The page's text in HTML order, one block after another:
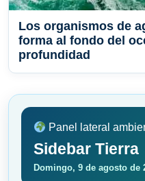
Los organismos de
forma al fondo del
profundidad
Panel lateral
Sidebar Tierra
Domingo, 9 de agosto de